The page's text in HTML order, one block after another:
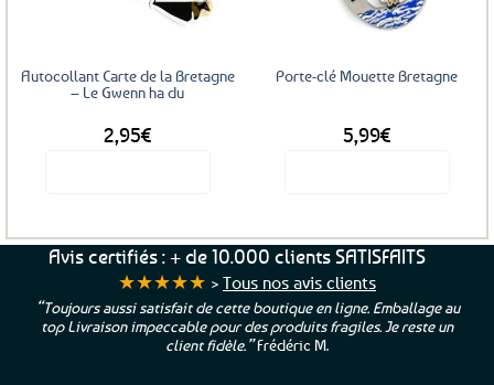
Autocollant Carte de la Bretagne
– Le Gwenn ha du
2,95€
Porte-clé Mouette Bretagne
5,99€
Avis certifiés : + de 10.000 clients SATISFAITS
★★★★★ > Tous nos avis clients
“Toujours aussi satisfait de cette boutique en ligne. Emballage au
top Livraison impeccable pour des produits fragiles. Je reste un
client fidèle.”Frédéric M.